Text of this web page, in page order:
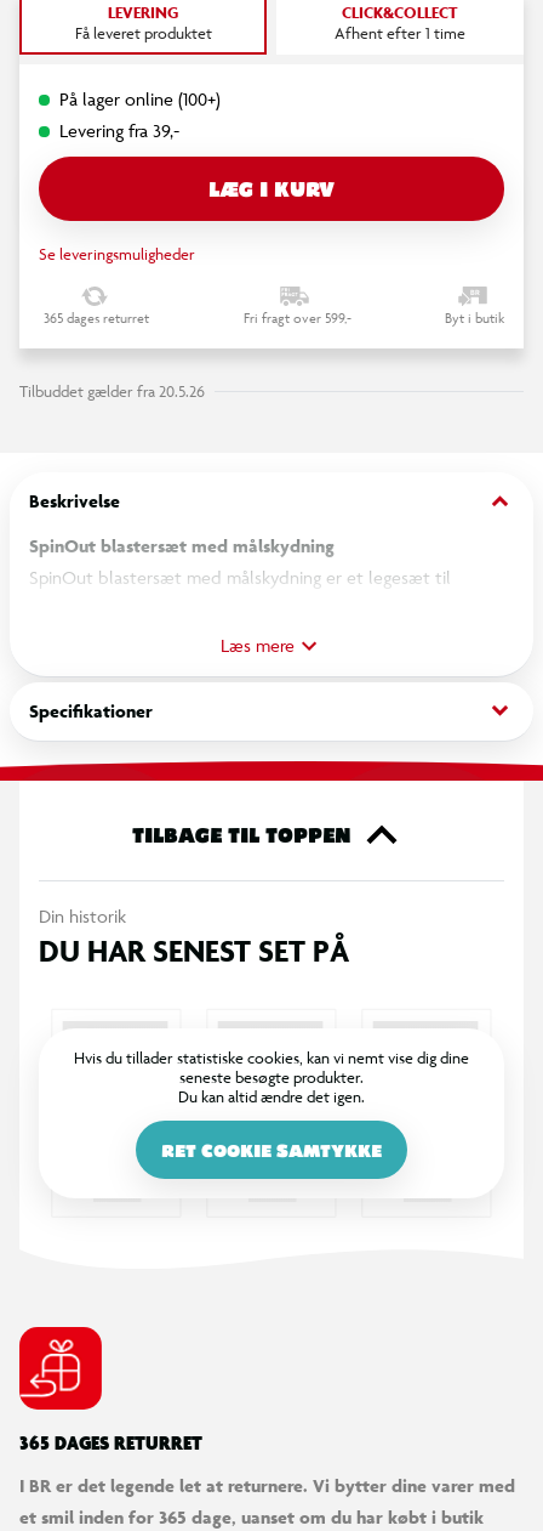
LEVERING
Få leveret produktet
CLICK&COLLECT
Afhent efter 1 time
På lager online (100+)
Levering fra 39,-
LÆG I KURV
Se leveringsmuligheder
365 dages returret Fri fragt over 599,- Byt i butik
Tilbuddet gælder fra 20.5.26
Beskrivelse keyboard_arrow_down
SpinOut blastersæt med målskydning
SpinOut blastersæt med målskydning er et legesæt til
målskydning. Sættet indeholder blastere samt forskellige mål,
som kan opstilles til leg i haven eller på andre åbne områder.
Målskiver og dåser kan placeres på jorden eller på en flad
overflade, hvorefter spillerne skiftes til at skyde mod målene.
flere deltagere.
Blastersæt til målskydning
Indeholder blastere og mål til opsætning
Målskiver og dåser kan opstilles til forskellige
skydeøvelser
Læs mere
Specifikationer keyboard_arrow_down
TILBAGE TIL TOPPEN
Din historik
DU HAR SENEST SET PÅ
Hvis du tillader statistiske cookies, kan vi nemt vise dig dine
seneste besøgte produkter.
Du kan altid ændre det igen.
RET COOKIE SAMTYKKE
365 DAGES RETURRET
I BR er det legende let at returnere. Vi bytter dine varer med
et smil inden for 365 dage, uanset om du har købt i butik